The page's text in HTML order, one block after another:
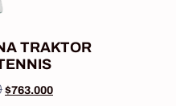
TRAKTOR
$763.000